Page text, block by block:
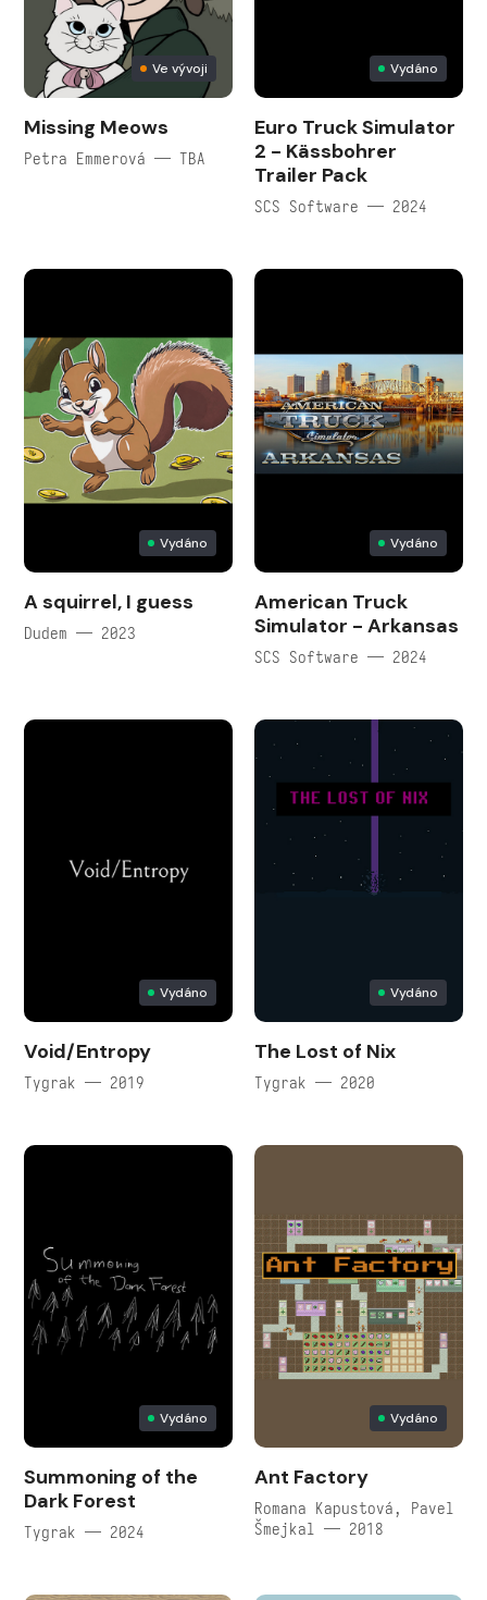
Ve vývoji
Missing Meows
Petra Emmerová — TBA
Vydáno
Euro Truck Simulator
2 - Kässbohrer
Trailer Pack
SCS Software — 2024
Vydáno
A squirrel, I guess
Dudem — 2023
Vydáno
American Truck
Simulator - Arkansas
SCS Software — 2024
Vydáno
Void/Entropy
Tygrak — 2019
Vydáno
The Lost of Nix
Tygrak — 2020
Vydáno
Summoning of the
Dark Forest
Tygrak — 2024
Vydáno
Ant Factory
Romana Kapustová, Pavel
Šmejkal — 2018